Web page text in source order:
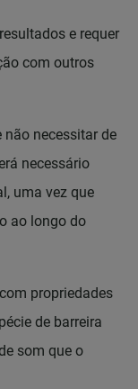
e requer
com outros
necessitar de
necessário
uma vez que
ao longo do
propriedades
de barreira
som que o